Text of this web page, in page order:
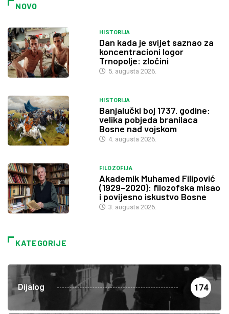
NOVO
HISTORIJA
Dan kada je svijet saznao za
koncentracioni logor
Trnopolje: zločini
5. augusta 2026.
HISTORIJA
Banjalučki boj 1737. godine:
velika pobjeda branilaca
Bosne nad vojskom
4. augusta 2026.
FILOZOFIJA
Akademik Muhamed Filipović
(1929–2020): filozofska misao
i povijesno iskustvo Bosne
3. augusta 2026.
KATEGORIJE
Dijalog 174